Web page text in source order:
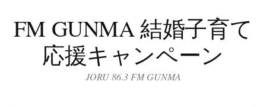
ン
テ
FM GUNMA 結婚子育て
応援キャンペーン
JORU 86.3 FM GUNMA